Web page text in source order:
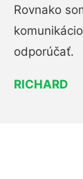
Rovnako
odporúčať.
RICHARD